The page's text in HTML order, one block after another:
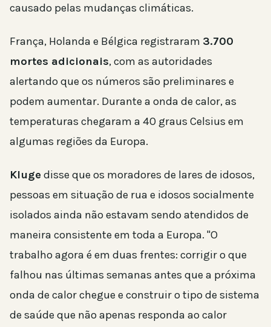
causado pelas mudanças climáticas.
França, Holanda e Bélgica registraram 3.700
mortes adicionais, com as autoridades
alertando que os números são preliminares e
podem aumentar. Durante a onda de calor, as
temperaturas chegaram a 40 graus Celsius em
algumas regiões da Europa.
Kluge disse que os moradores de lares de idosos,
pessoas em situação de rua e idosos socialmente
isolados ainda não estavam sendo atendidos de
maneira consistente em toda a Europa. "O
trabalho agora é em duas frentes: corrigir o que
falhou nas últimas semanas antes que a próxima
onda de calor chegue e construir o tipo de sistema
de saúde que não apenas responda ao calor